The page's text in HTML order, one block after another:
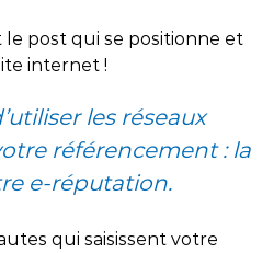
le post qui se positionne et
internet !
les réseaux
référencement : la
e-réputation.
qui saisissent votre